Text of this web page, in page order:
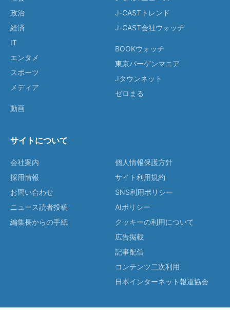
政治
経済
IT
エンタメ
スポーツ
メディア
動画
J-CASTトレンド
J-CAST会社ウォッチ
BOOKウォッチ
東京バーゲンマニア
Jタウンネット
ゼロまる
サイトについて
会社案内
採用情報
お問い合わせ
ニュース読者投稿
編集長からの手紙
個人情報保護方針
サイト利用規約
SNS利用ポリシー
AIポリシー
クッキーの利用について
広告掲載
記事配信
コンテンツ二次利用
日本インターネット報道協会